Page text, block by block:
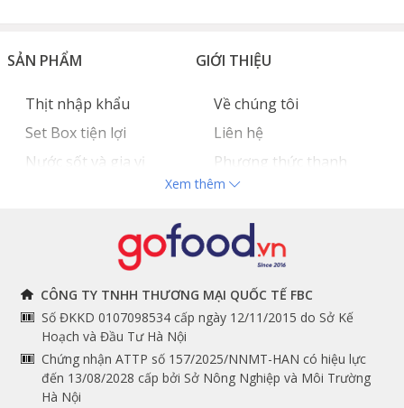
SẢN PHẨM
Thịt nhập khẩu
Set Box tiện lợi
Nước sốt và gia vị
GIỚI THIỆU
Về chúng tôi
Liên hệ
Phương thức thanh
toán
Tuyển dụng
THÔNG TIN
Chính sách và quy định
chung
Hướng dẫn đặt hàng
THEO DÕI NGAY
Facebook
Instagram
Youtube
Xem thêm
CÔNG TY TNHH THƯƠNG MẠI QUỐC TẾ FBC
Số ĐKKD 0107098534 cấp ngày 12/11/2015 do Sở Kế
Hoạch và Đầu Tư Hà Nội
Chứng nhận ATTP số 157/2025/NNMT-HAN có hiệu lực
đến 13/08/2028 cấp bởi Sở Nông Nghiệp và Môi Trường
Hà Nội